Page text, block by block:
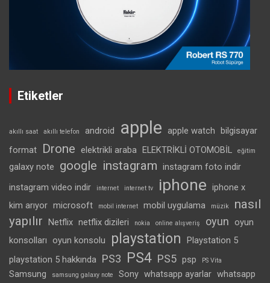
Etiketler
akıllı saat akıllı telefon android apple apple watch bilgisayar
format
Drone elektrikli araba ELEKTRİKLİ OTOMOBİL eğitim
galaxy note google instagram instagram foto indir
instagram video indir
internet internet tv iphone iphone x
kim arıyor microsoft mobil internet mobil uygulama müzik
nasıl
yapılır Netflix netflix dizileri nokia online alışveriş oyun
oyun
konsolları
oyun konsolu playstation
Playstation 5
playstation 5 hakkında PS3 PS4 PS5 psp PS Vita
Samsung samsung galaxy note Sony whatsapp ayarlar whatsapp